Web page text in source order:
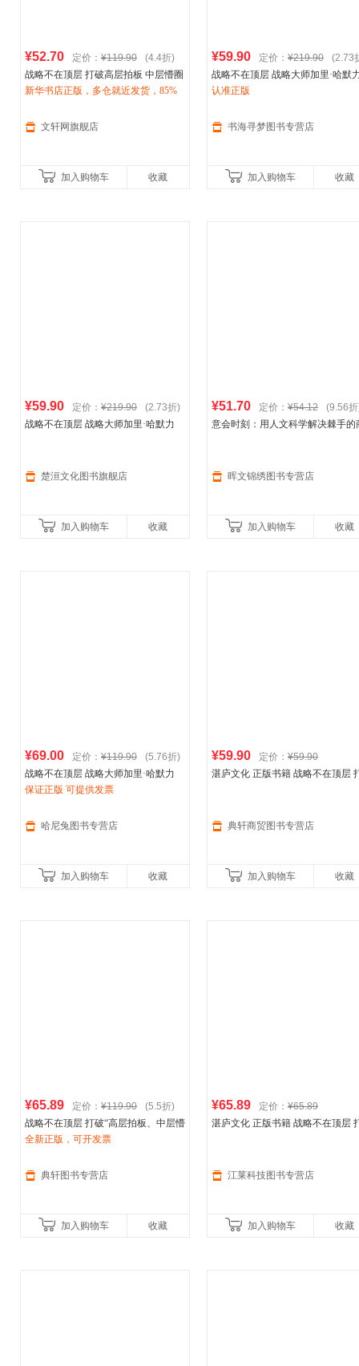
¥52.70 定价： ¥119.90
(4.4折)
战略不在顶层 打破高层拍板 中层懵圈
基层躺平困局 阿迪达斯联合利华 巴
新华书店正版，多仓就近发货，85%
服！文轩网旗舰店
加入购物车 收藏
¥59.90 定价： ¥219.90
(2.73
战略不在顶层 战略大师加里·哈默
荐：“这是未来10年蕞重要的商业
层躺平”困境，
认准正版
书海寻梦图书专营店
加入购物车 收藏
¥59.90 定价： ¥219.90
(2.73折)
战略不在顶层 战略大师加里·哈默力
层躺平”困境，
楚洹文化图书旗舰店
加入购物车 收藏
¥51.70 定价： ¥54.12
(9.56
意会时刻：用人文科学解决棘手的
版
晖文锦绣图书专营店
加入购物车 收藏
¥69.00 定价： ¥119.90
(5.76折)
战略不在顶层 战略大师加里·哈默力
荐：“这是未来10年蕞重要的商业书籍
层躺平”困境，
保证正版 可提供发票
哈尼兔图书专营店
加入购物车 收藏
¥59.90 定价： ¥59.90
湛庐文化 正版书籍 战略不在顶层
行的开放式战
典轩商贸图书专营店
加入购物车 收藏
¥65.89 定价： ¥119.90
(5.5折)
战略不在顶层 打破“高层拍板、中层懵
圈、基层躺平”困境让战略成为全员行
战略 管理书籍.
全新正版，可开发票
典轩图书专营店
加入购物车 收藏
¥65.89 定价： ¥65.89
湛庐文化 正版书籍 战略不在顶层
行的开放式战
江莱科技图书专营店
加入购物车 收藏